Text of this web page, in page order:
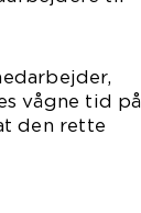
vågne tid på
den rette